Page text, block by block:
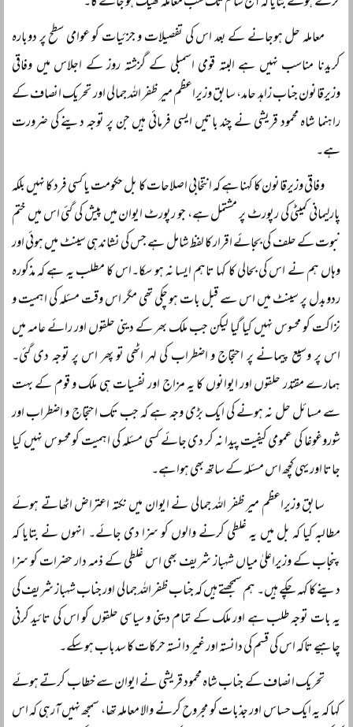
معاملہ حل ہوجانے کے بعد اس کی تفصیلات و جزئیات کو عوامی سطح پر دوبارہ
کریدنا مناسب نہیں ہے البتہ قومی اسمبلی کے گزشتہ روز کے اجلاس میں وفاقی
وزیرقانون جناب زاہد حامد، سابق وزیراعظم میر ظفر اللہ جمالی اور تحریک انصاف کے
راہنما شاہ محمود قریشی نے چند باتیں ایسی فرمائی ہیں جن پر توجہ دینے کی ضرورت
ہے۔
وفاقی وزیرقانون کا کہنا ہے کہ انتخابی اصلاحات کا بل حکومت یا کسی فرد کا نہیں بلکہ
پارلیمانی کمیٹی کی رپورٹ پر مشتمل ہے، جو رپورٹ ایوان میں پیش کی گئی اس میں ختم
نبوت کے حلف کی بجائے اقرار کا لفظ شامل ہے جس کی نشاندہی سینٹ میں ہوئی اور
وہاں ہم نے اس کی بحالی کا کہا تاہم ایسا نہ ہو سکا۔اس کا مطلب یہ ہے کہ مذکورہ
ردوبدل پر سینٹ میں اس سے قبل بات ہو چکی تھی مگر اس وقت مسئلہ کی اہمیت و
نزاکت کو محسوس نہیں کیا گیا لیکن جب ملک بھر کے دینی حلقوں اور رائے عامہ میں
اس پر وسیع پیمانے پر احتجاج و اضطراب کی لہر اٹھی تو پھر اس پر توجہ دی گئی۔
ہمارے مقتدر حلقوں اور ایوانوں کا یہ مزاج اور نفسیات ہی ملک و قوم کے بہت
سے مسائل حل نہ ہونے کی ایک بڑی وجہ ہے کہ جب تک احتجاج و اضطراب اور
شوروغوغا کی عمومی کیفیت پیدا نہ کر دی جائے کسی مسئلہ کی اہمیت کو محسوس نہیں کیا
جاتا اور یہی کچھ اس مسئلہ کے ساتھ بھی ہوا ہے۔
سابق وزیراعظم میر ظفر اللہ جمالی نے ایوان میں نکتہ اعتراض اٹھاتے ہوئے
مطالبہ کیا کہ بل میں یہ غلطی کرنے والوں کو سزا دی جائے۔ انہوں نے بتایا کہ
پنجاب کے وزیراعلیٰ میاں شہباز شریف بھی اس غلطی کے ذمہ دار حضرات کو سزا
دینے کا کہہ چکے ہیں۔ ہم سمجھتے ہیں کہ جناب ظفر اللہ جمالی اور جناب شہباز شریف کی
یہ بات توجہ طلب ہے اور ملک کے تمام دینی و سیاسی حلقوں کو اس کی تائید کرنی
چاہیے تاکہ اس کی قسم کی دانستہ اور غیر دانستہ حرکات کا سدباب ہو سکے۔
تحریک انصاف کے جناب شاہ محمود قریشی نے ایوان سے خطاب کرتے ہوئے
کہا کہ یہ ایک حساس اور جذبات کو مجروح کرنے والا معاملہ تھا، سمجھ نہیں آرہی کہ اس